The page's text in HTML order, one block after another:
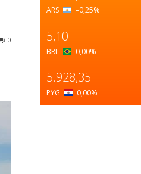
0
ARS –0,25%
5,10
BRL 0,00%
5.928,35
PYG 0,00%